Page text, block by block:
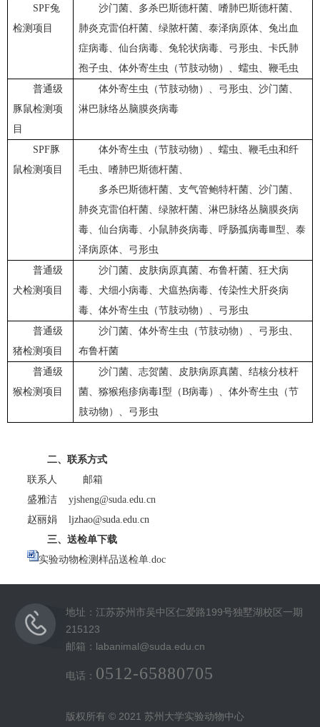
SPF兔
检测项目
沙门菌、多杀巴斯德杆菌、嗜肺巴斯德杆菌、
肺炎克雷伯杆菌、绿脓杆菌、泰泽病原体、兔出血
症病毒、仙台病毒、兔轮状病毒、弓形虫、卡氏肺
孢子虫、体外寄生虫（节肢动物）、蠕虫、鞭毛虫
普通级
豚鼠检测项
目
体外寄生虫（节肢动物）、弓形虫、沙门菌、
淋巴脉络丛脑膜炎病毒
SPF豚
鼠检测项目
体外寄生虫（节肢动物）、蠕虫、鞭毛虫和纤
毛虫、嗜肺巴斯德杆菌、
多杀巴斯德杆菌、支气管鲍特杆菌、沙门菌、
肺炎克雷伯杆菌、绿脓杆菌、淋巴脉络丛脑膜炎病
毒、仙台病毒、小鼠肺炎病毒、呼肠孤病毒Ⅲ型、泰
泽病原体、弓形虫
普通级
犬检测项目
沙门菌、皮肤病原真菌、布鲁杆菌、狂犬病
毒、犬细小病毒、犬瘟热病毒、传染性犬肝炎病
毒、体外寄生虫（节肢动物）、弓形虫
普通级
猪检测项目
沙门菌、体外寄生虫（节肢动物）、弓形虫、
布鲁杆菌
普通级
猴检测项目
沙门菌、志贺菌、皮肤病原真菌、结核分枝杆
菌、猕猴疱疹病毒I型（B病毒）、体外寄生虫（节
肢动物）、弓形虫
二、 联系方式
联系人 邮箱
盛雅洁 yjsheng@suda.edu.cn
赵丽娟 ljzhao@suda.edu.cn
三、 送检单下载
实验动物检测样品送检单.doc
地址：江苏苏州市吴中区仁爱路199号独墅湖校区一期
215123
邮箱：labanimal@suda.edu.cn
电话： 0512-65880705
版权所有 © 2021 苏州大学实验动物中心